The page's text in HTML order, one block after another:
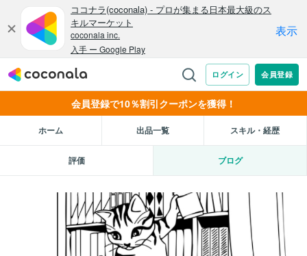
会員登録で10％割引クーポンを獲得！
ホーム 出品一覧 スキル・経歴
評価 ブログ